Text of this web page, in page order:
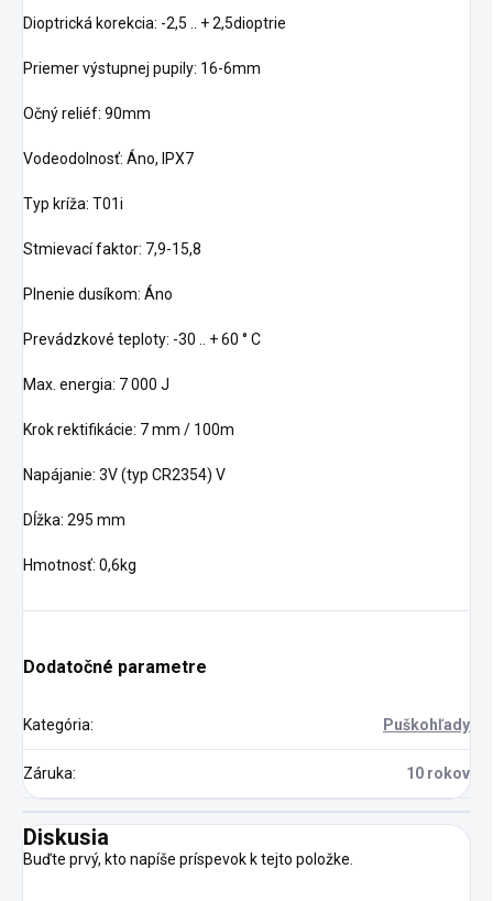
Dioptrická korekcia: -2,5 .. + 2,5dioptrie
Priemer výstupnej pupily: 16-6mm
Očný reliéf: 90mm
Vodeodolnosť: Áno, IPX7
Typ kríža: T01i
Stmievací faktor: 7,9-15,8
Plnenie dusíkom: Áno
Prevádzkové teploty: -30 .. + 60 ° C
Max. energia: 7 000 J
Krok rektifikácie: 7 mm / 100m
Napájanie: 3V (typ CR2354) V
Dĺžka: 295 mm
Hmotnosť: 0,6kg
Dodatočné parametre
Kategória: Puškohľady
Záruka: 10 rokov
Diskusia
Buďte prvý, kto napíše príspevok k tejto položke.